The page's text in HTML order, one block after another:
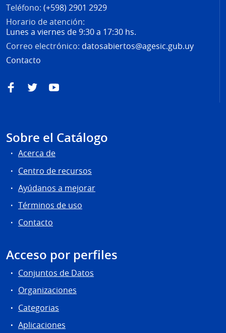
Teléfono: (+598) 2901 2929
Horario de atención:
Lunes a viernes de 9:30 a 17:30 hs.
Correo electrónico: datosabiertos@agesic.gub.uy
Contacto
FacebookTwitterYouTube
Sobre el Catálogo
Acerca de
Centro de recursos
Ayúdanos a mejorar
Términos de uso
Contacto
Acceso por perfiles
Conjuntos de Datos
Organizaciones
Categorias
Aplicaciones